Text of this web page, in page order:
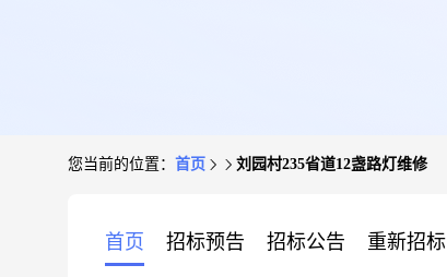
您当前的位置： 首页 刘园村235省道12盏路灯维修
首页 招标预告 招标公告 重新招标